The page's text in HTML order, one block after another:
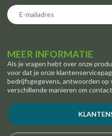
MEER INFORMATIE
Als je vragen hebt over onze
voor dat je onze
bedrijfsgegevens, antwoorden op
verschillende manieren om